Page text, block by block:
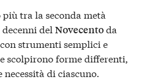
tra la seconda metà
del Novecentoda
con strumenti semplici e
scolpirono forme differenti,
di ciascuno.